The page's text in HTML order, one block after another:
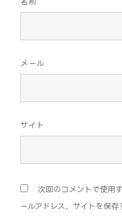
メール
サイト
次回のコメントで使用
ールアドレス、サイトを保存